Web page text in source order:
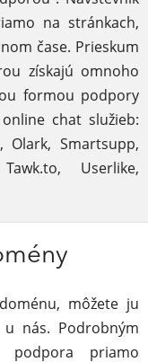
na stránkach,
čase. Prieskum
získajú omnoho
formou podpory
chat služieb:
Olark, Smartsupp,
Userlike,
môžete ju
nás. Podrobným
podpora priamo